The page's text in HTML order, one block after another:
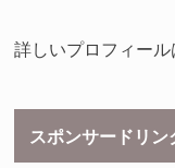
詳しいプロフィール
スポンサードリン